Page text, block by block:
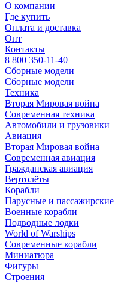
О компании
Где купить
Оплата и доставка
Опт
Контакты
8 800 350-11-40
Сборные модели
Сборные модели
Техника
Вторая Мировая война
Современная техника
Автомобили и грузовики
Авиация
Вторая Мировая война
Современная авиация
Гражданская авиация
Вертолёты
Корабли
Парусные и пассажирские
Военные корабли
Подводные лодки
World of Warships
Современные корабли
Миниатюра
Фигуры
Строения